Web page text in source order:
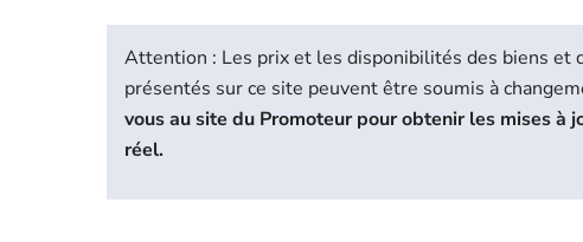
Attention : Les prix et les disponibilités des biens et
présentés sur ce site peuvent être soumis à
vous au site du Promoteur pour obtenir les mises à
réel.